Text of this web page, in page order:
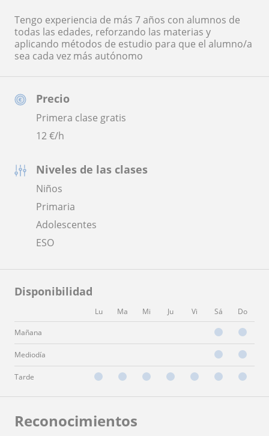
Precio
Primera clase gratis
12€/h
Niveles de las clases
Niños
Primaria
Adolescentes
ESO
Disponibilidad
Lu Ma Mi Ju Vi Sá Do
Mañana
Mediodía
Tarde
Tengo experiencia de más 7 años con alumnos de
todas las edades, reforzando las materias y
aplicando métodos de estudio para que el alumno/a
sea cada vez más autónomo
Reconocimientos